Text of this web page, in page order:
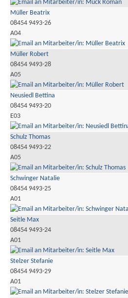
Müller Beatrix
08454 9493-26
A04
Müller Robert
08454 9493-28
A05
Neusiedl Bettina
08454 9493-20
E03
Schulz Thomas
08454 9493-22
A05
Schwinger Natalie
08454 9493-25
A01
Seitle Max
08454 9493-24
A01
Stelzer Stefanie
08454 9493-29
A01